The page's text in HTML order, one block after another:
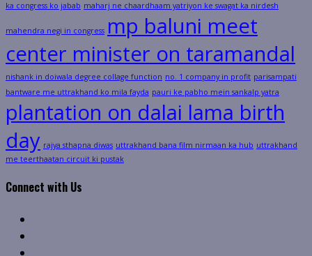
ka congress ko jabab maharj ne chaardhaam yatriyon ke swagat ka nirdesh
mahendra negi in congress mp baluni meet
center minister on taramandal
nishank in doiwala degree collage function no. 1 company in profit parisampati
bantware me uttrakhand ko mila fayda pauri ke pabho mein sankalp yatra
plantation on dalai lama birth
day rajya sthapna diwas uttrakhand bana film nirmaan ka hub uttrakhand
me teerthaatan circuit ki pustak
Connect with Us